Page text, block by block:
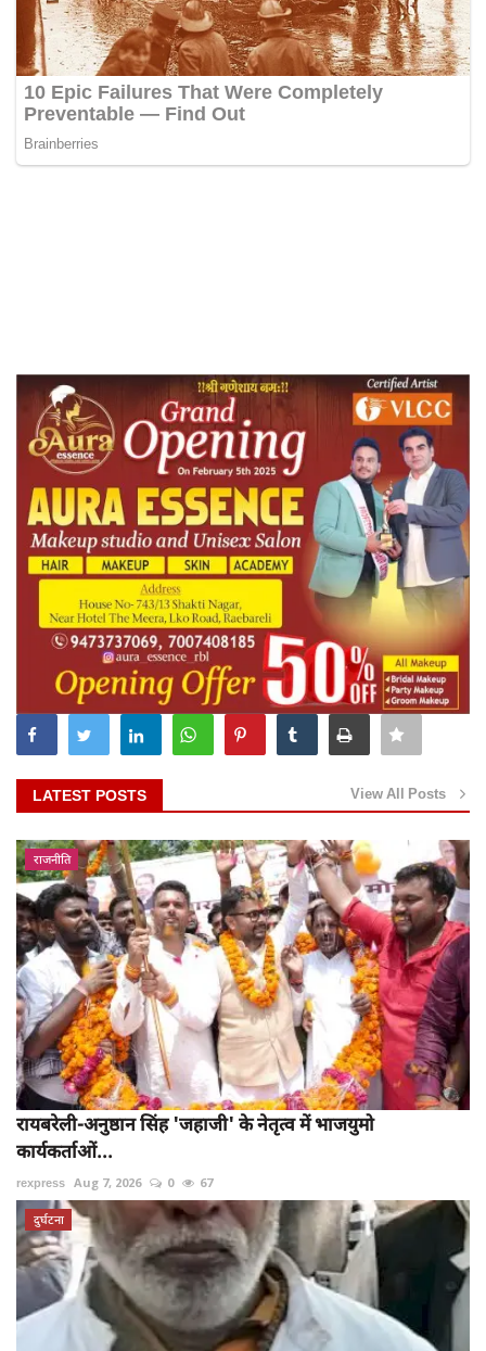
LATEST POSTS View All Posts
राजनीति
रायबरेली-अनुष्ठान सिंह 'जहाजी' के नेतृत्व में भाजयुमो
कार्यकर्ताओं...
rexpress Aug 7, 2026 0 67
दुर्घटना